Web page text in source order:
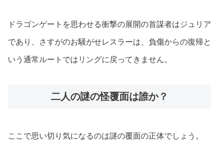
ドラゴンゲートを思わせる衝撃の展開の首謀者はジュリア
であり、さすがのお騒がせレスラーは、負傷からの復帰と
いう通常ルートではリングに戻ってきません。
二人の謎の怪覆面は誰か？
ここで思い切り気になるのは謎の覆面の正体でしょう。